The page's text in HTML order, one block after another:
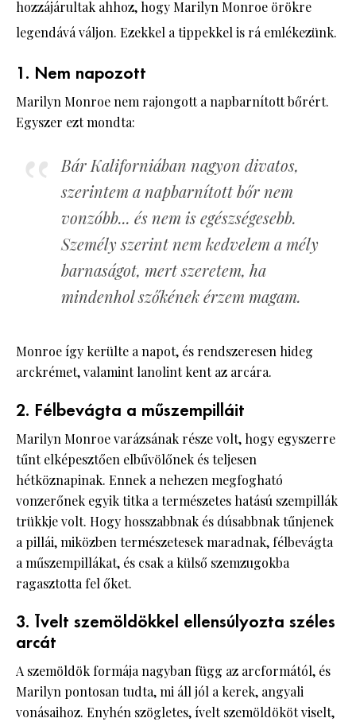
hozzájárultak ahhoz, hogy Marilyn Monroe örökre
legendává váljon. Ezekkel a tippekkel is rá emlékezünk.
1. Nem napozott
Marilyn Monroe nem rajongott a napbarnított bőrért.
Egyszer ezt mondta:
Bár Kaliforniában nagyon divatos,
szerintem a napbarnított bőr nem
vonzóbb... és nem is egészségesebb.
Személy szerint nem kedvelem a mély
barnaságot, mert szeretem, ha
mindenhol szőkének érzem magam.
Monroe így kerülte a napot, és rendszeresen hideg
arckrémet, valamint lanolint kent az arcára.
2. Félbevágta a műszempilláit
Marilyn Monroe varázsának része volt, hogy egyszerre
tűnt elképesztően elbűvölőnek és teljesen
hétköznapinak. Ennek a nehezen megfogható
vonzerőnek egyik titka a természetes hatású szempillák
trükkje volt. Hogy hosszabbnak és dúsabbnak tűnjenek
a pillái, miközben természetesek maradnak, félbevágta
a műszempillákat, és csak a külső szemzugokba
ragasztotta fel őket.
3. Ívelt szemöldökkel ellensúlyozta széles
arcát
A szemöldök formája nagyban függ az arcformától, és
Marilyn pontosan tudta, mi áll jól a kerek, angyali
vonásaihoz. Enyhén szögletes, ívelt szemöldököt viselt,